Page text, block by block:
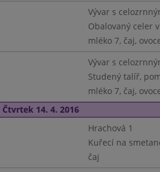
Vývar s
Obalovaný celer
mléko 7, čaj,
Vývar s
Studený talíř,
mléko 7, čaj,
Čtvrtek 14. 4. 2016
Hrachová 1
Kuřecí na
čaj